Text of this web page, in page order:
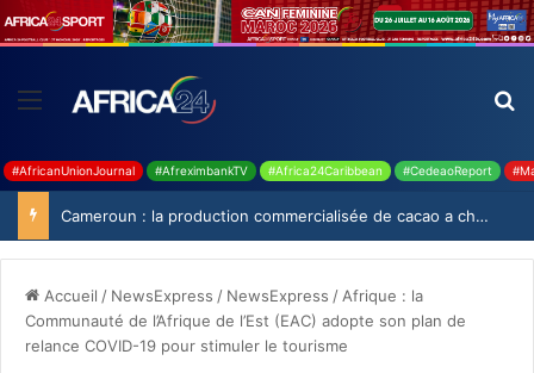
#AfricanUnionJournal #AfreximbankTV #Africa24Caribbean #CedeaoReport
Cameroun : la production commercialisée de cacao a chuté de 19,9% durant la saison 2025-2026
Accueil / NewsExpress / NewsExpress / Afrique : la
Communauté de l’Afrique de l’Est (EAC) adopte son plan de
relance COVID-19 pour stimuler le tourisme